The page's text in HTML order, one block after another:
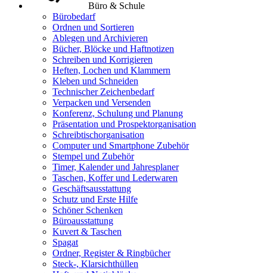
Büro & Schule
Bürobedarf
Ordnen und Sortieren
Ablegen und Archivieren
Bücher, Blöcke und Haftnotizen
Schreiben und Korrigieren
Heften, Lochen und Klammern
Kleben und Schneiden
Technischer Zeichenbedarf
Verpacken und Versenden
Konferenz, Schulung und Planung
Präsentation und Prospektorganisation
Schreibtischorganisation
Computer und Smartphone Zubehör
Stempel und Zubehör
Timer, Kalender und Jahresplaner
Taschen, Koffer und Lederwaren
Geschäftsausstattung
Schutz und Erste Hilfe
Schöner Schenken
Büroausstattung
Kuvert & Taschen
Spagat
Ordner, Register & Ringbücher
Steck-, Klarsichthüllen